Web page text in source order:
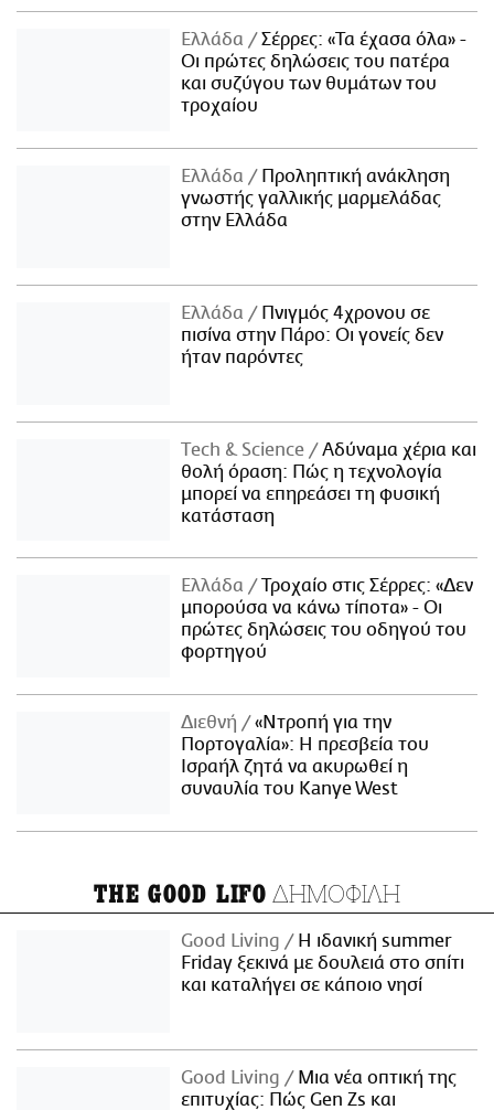
Ελλάδα
Σέρρες: «Τα έχασα όλα» -
Οι πρώτες δηλώσεις του πατέρα
και συζύγου των θυμάτων του
τροχαίου
Ελλάδα
Προληπτική ανάκληση
γνωστής γαλλικής μαρμελάδας
στην Ελλάδα
Ελλάδα
Πνιγμός 4χρονου σε
πισίνα στην Πάρο: Οι γονείς δεν
ήταν παρόντες
Τech & Science
Αδύναμα χέρια και
θολή όραση: Πώς η τεχνολογία
μπορεί να επηρεάσει τη φυσική
κατάσταση
Ελλάδα
Τροχαίο στις Σέρρες: «Δεν
μπορούσα να κάνω τίποτα» - Οι
πρώτες δηλώσεις του οδηγού του
φορτηγού
Διεθνή
«Ντροπή για την
Πορτογαλία»: Η πρεσβεία του
Ισραήλ ζητά να ακυρωθεί η
συναυλία του Kanye West
THE GOOD LIFO ΔΗΜΟΦΙΛΗ
Good Living
Η ιδανική summer
Friday ξεκινά με δουλειά στο σπίτι
και καταλήγει σε κάποιο νησί
Good Living
Μια νέα οπτική της
επιτυχίας: Πώς Gen Zs και